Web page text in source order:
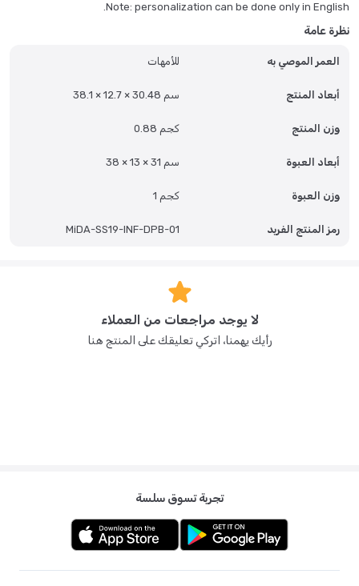
بسحاب، لتكون جاهزة للاستخدام. مقابض الكتف تُتيح سهولة الحمل بدون
شيك أورجانيك المستدام، إنها إطلالة مثالية لعطلة نهاية الأسبوع، بتصميمها
Note: personalization can be done only in English.
نظرة عامة
العمر الموصي به للأمهات
أبعاد المنتج 38.1 × 12.7 × 30.48 سم
وزن المنتج 0.88 كجم
أبعاد العبوة 38 × 13 × 31 سم
وزن العبوة 1 كجم
رمز المنتج الفريد MiDA-SS19-INF-DPB-01
لا يوجد مراجعات من العملاء
رأيك يهمنا، اتركي تعليقك على المنتج هنا
تجربة تسوق سلسة